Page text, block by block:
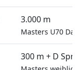
3.000 m
Masters U70
300 m + D